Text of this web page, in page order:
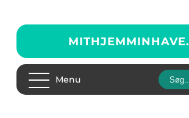
MITHJEMMINHAVE.
Menu